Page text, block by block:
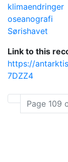
klimaendringer
oseanografi
Sørishavet
Link to this
https://
7DZZ4
Page 109